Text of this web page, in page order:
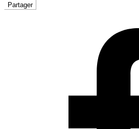
Partager